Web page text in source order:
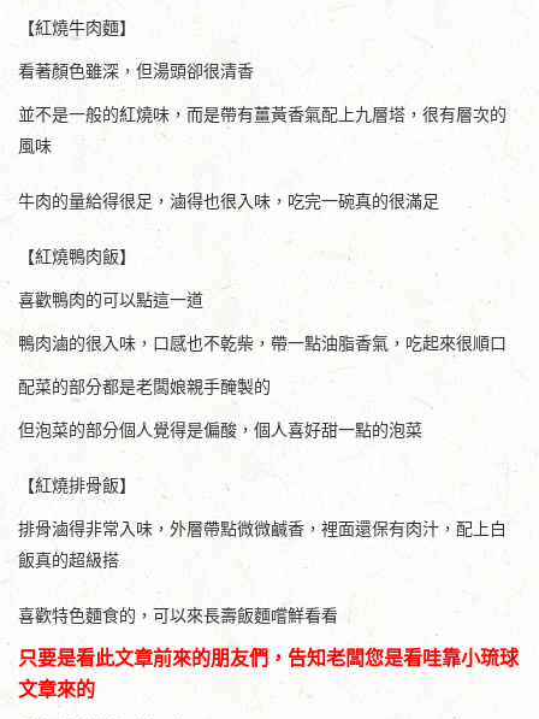
【紅燒牛肉麵】
看著顏色雖深，但湯頭卻很清香
並不是一般的紅燒味，而是帶有薑黃香氣配上九層塔，很有層次的
風味
牛肉的量給得很足，滷得也很入味，吃完一碗真的很滿足
【紅燒鴨肉飯】
喜歡鴨肉的可以點這一道
鴨肉滷的很入味，口感也不乾柴，帶一點油脂香氣，吃起來很順口
配菜的部分都是老闆娘親手醃製的
但泡菜的部分個人覺得是偏酸，個人喜好甜一點的泡菜
【紅燒排骨飯】
排骨滷得非常入味，外層帶點微微鹹香，裡面還保有肉汁，配上白
飯真的超級搭
喜歡特色麵食的，可以來長壽飯麵嚐鮮看看
只要是看此文章前來的朋友們，告知老闆您是看哇靠小琉球
文章來的